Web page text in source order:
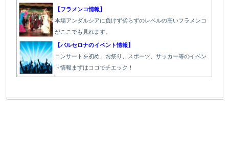
【フラメンコ情報】
本場アンダルシアに負けず劣らずのレベルの高いフラメンコ
がここでも見れます。
【バルセロナのイベント情報】
コンサートを初め、お祭り、スポーツ、サッカー等のイベン
ト情報まずはココでチエック！